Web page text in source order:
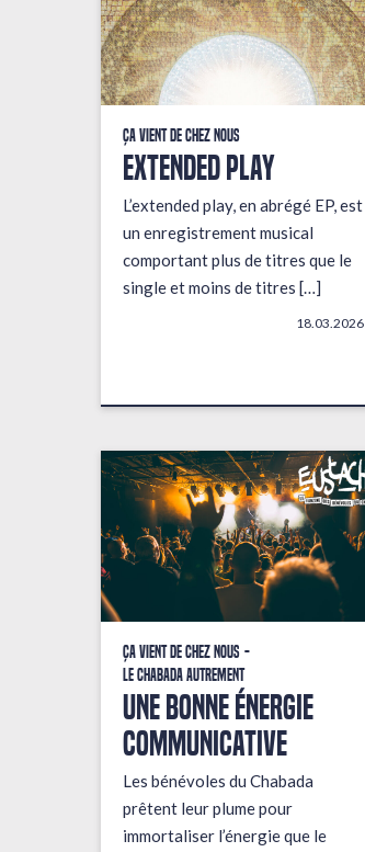
Ça vient de chez nous
EXTENDED PLAY
L’extended play, en abrégé EP, est
un enregistrement musical
comportant plus de titres que le
single et moins de titres […]
18.03.2026
Ça vient de chez nous
Le Chabada autrement
une bonne énergie
communicative
Les bénévoles du Chabada
prêtent leur plume pour
immortaliser l’énergie que le